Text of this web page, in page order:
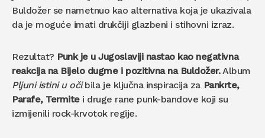
Buldožer se nametnuo kao alternativa koja je ukazivala
da je moguće imati drukčiji glazbeni i stihovni izraz.
Rezultat? Punk je u Jugoslaviji nastao kao negativna
reakcija na Bijelo dugme i pozitivna na Buldožer.Album
Pljuni istini u očibila je ključna inspiracija za Pankrte,
Parafe, Termitei druge rane punk-bandove koji su
izmijenili rock-krvotok regije.